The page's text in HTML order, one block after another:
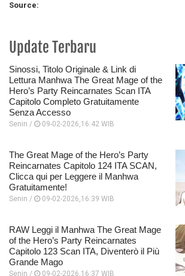
Source:
Update Terbaru
Sinossi, Titolo Originale & Link di
Lettura Manhwa The Great Mage of the
Hero’s Party Reincarnates Scan ITA
Capitolo Completo Gratuitamente
Senza Accesso
Senin / 09-02-2026,16:42 WIB
The Great Mage of the Hero’s Party
Reincarnates Capitolo 124 ITA SCAN,
Clicca qui per Leggere il Manhwa
Gratuitamente!
Senin / 09-02-2026,16:39 WIB
RAW Leggi il Manhwa The Great Mage
of the Hero’s Party Reincarnates
Capitolo 123 Scan ITA, Diventerò il Più
Grande Mago
Senin / 09-02-2026,16:37 WIB